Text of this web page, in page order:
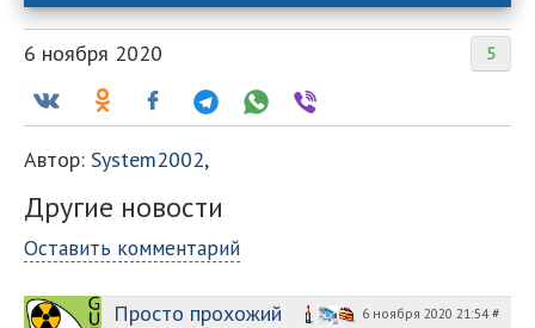
5
6 ноября 2020
Автор: System2002,
Другие новости
Оставить комментарий
Просто прохожий 6 ноября 2020 21:54#